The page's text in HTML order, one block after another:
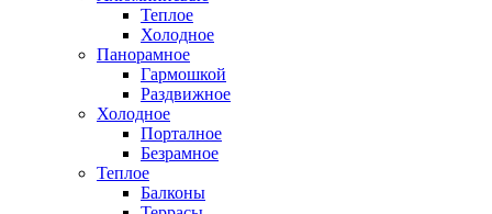
Теплое
Холодное
Панорамное
Гармошкой
Раздвижное
Холодное
Порталное
Безрамное
Теплое
Балконы